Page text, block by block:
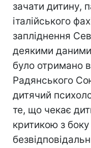
зачати дитину,
італійського
запліднення
деякими
було отримано
Радянського
дитячий
те, що чекає
критикою з